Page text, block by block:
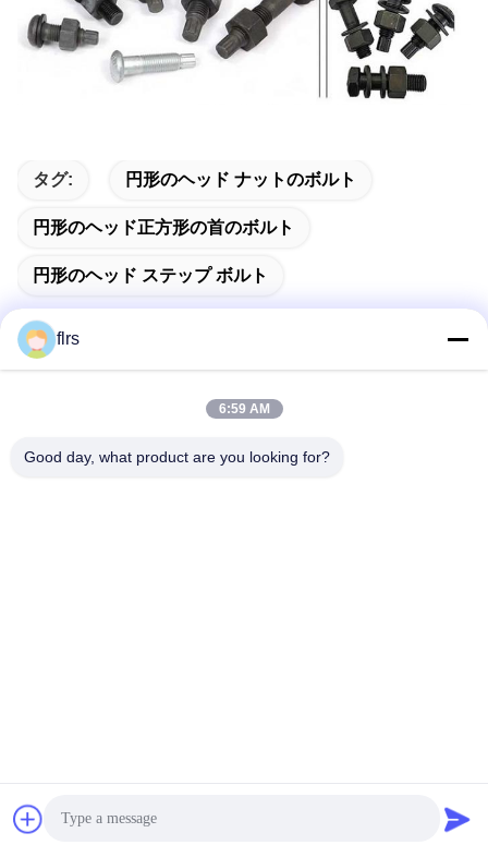
タグ: 円形のヘッド ナットのボルト
円形のヘッド正方形の首のボルト
円形のヘッド ステップ ボルト
アドレス
者 著作権 2020-2026 Shaanxi Flourish Industrial Co., Ltd. すべて
flrs
6:59 AM
Good day, what product are you looking for?